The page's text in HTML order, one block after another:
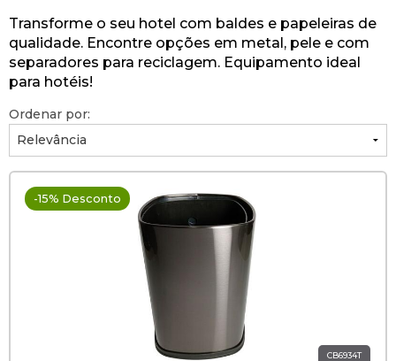
Transforme o seu hotel com baldes e papeleiras de
qualidade. Encontre opções em metal, pele e com
separadores para reciclagem. Equipamento ideal
para hotéis!
Ordenar por:
-15% Desconto
CB6934T